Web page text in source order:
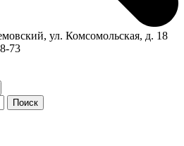
ул. Комсомольская, д. 18
73
Поиск